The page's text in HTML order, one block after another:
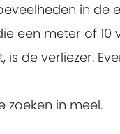
in de
een meter of 10
de verliezer.
in meel.